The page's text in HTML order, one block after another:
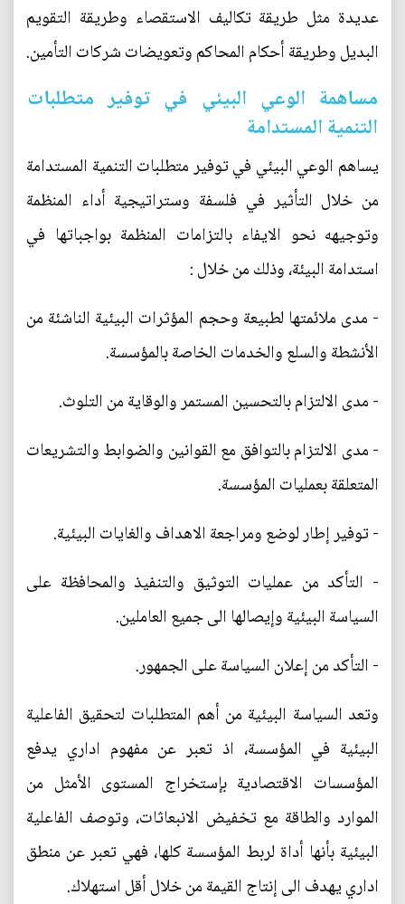
عديدة مثل طريقة تكاليف الاستقصاء وطريقة التقويم
البديل وطريقة أحكام المحاكم وتعويضات شركات التأمين.
مساهمة الوعي البيئي في توفير متطلبات
التنمية المستدامة
يساهم الوعي البيئي في توفير متطلبات التنمية المستدامة
من خلال التأثير في فلسفة وستراتيجية أداء المنظمة
وتوجيهه نحو الايفاء بالتزامات المنظمة بواجباتها في
استدامة البيئة، وذلك من خلال :
- مدى ملائمتها لطبيعة وحجم المؤثرات البيئية الناشئة من
الأنشطة والسلع والخدمات الخاصة بالمؤسسة.
- مدى الالتزام بالتحسين المستمر والوقاية من التلوث.
- مدى الالتزام بالتوافق مع القوانين والضوابط والتشريعات
المتعلقة بعمليات المؤسسة.
- توفير إطار لوضع ومراجعة الاهداف والغايات البيئية.
- التأكد من عمليات التوثيق والتنفيذ والمحافظة على
السياسة البيئية وإيصالها الى جميع العاملين.
- التأكد من إعلان السياسة على الجمهور.
وتعد السياسة البيئية من أهم المتطلبات لتحقيق الفاعلية
البيئية في المؤسسة، اذ تعبر عن مفهوم اداري يدفع
المؤسسات الاقتصادية بإستخراج المستوى الأمثل من
الموارد والطاقة مع تخفيض الانبعاثات، وتوصف الفاعلية
البيئية بأنها أداة لربط المؤسسة كلها، فهي تعبر عن منطق
اداري يهدف الى إنتاج القيمة من خلال أقل استهلاك.